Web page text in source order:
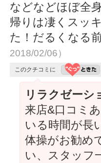
などなどほぼ全
帰りは凄くスッ
た！だるくなる
2018/02/06）
このクチコミに
リラクゼーシ
来店&口コミ
いる時間が長
体操がお勧め
い、スタッフ